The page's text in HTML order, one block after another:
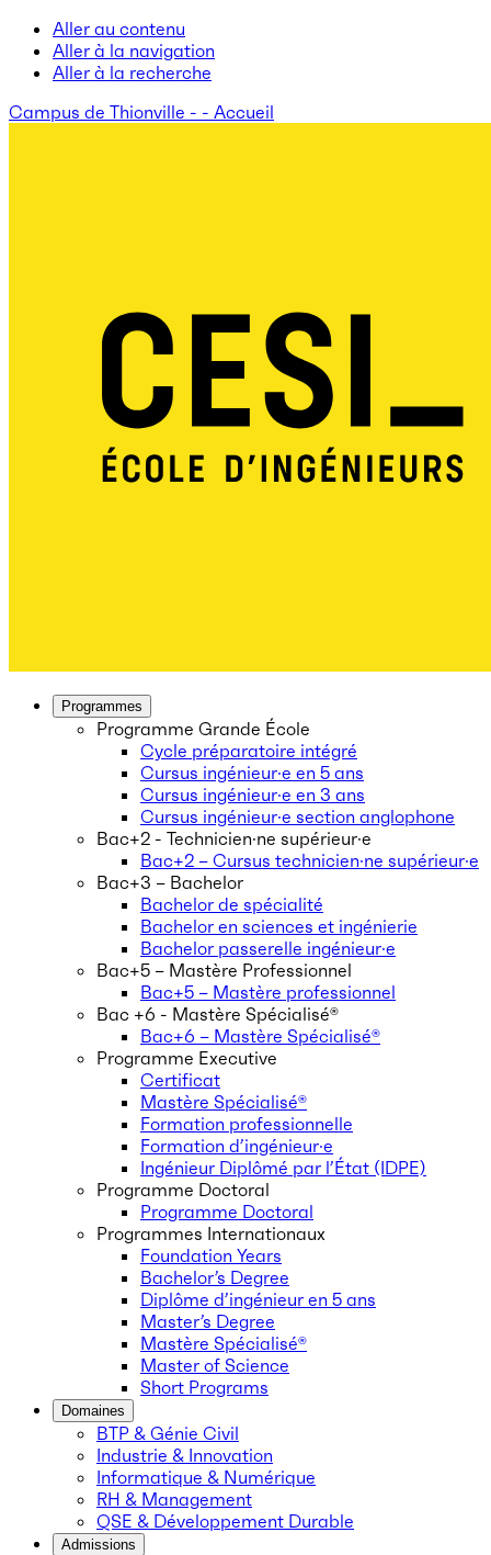
Aller au contenu
Aller à la navigation
Aller à la recherche
Campus de Thionville - - Accueil
Programmes
Programme Grande École
Cycle préparatoire intégré
Cursus ingénieur·e en 5 ans
Cursus ingénieur·e en 3 ans
Cursus ingénieur·e section anglophone
Bac+2 - Technicien·ne supérieur·e
Bac+2 – Cursus technicien·ne supérieur·e
Bac+3 – Bachelor
Bachelor de spécialité
Bachelor en sciences et ingénierie
Bachelor passerelle ingénieur·e
Bac+5 – Mastère Professionnel
Bac+5 – Mastère professionnel
Bac +6 - Mastère Spécialisé®
Bac+6 – Mastère Spécialisé®
Programme Executive
Certificat
Mastère Spécialisé®
Formation professionnelle
Formation d’ingénieur·e
Ingénieur Diplômé par l’État (IDPE)
Programme Doctoral
Programme Doctoral
Programmes Internationaux
Foundation Years
Bachelor’s Degree
Diplôme d’ingénieur en 5 ans
Master’s Degree
Mastère Spécialisé®
Master of Science
Short Programs
Domaines
BTP & Génie Civil
Industrie & Innovation
Informatique & Numérique
RH & Management
QSE & Développement Durable
Admissions